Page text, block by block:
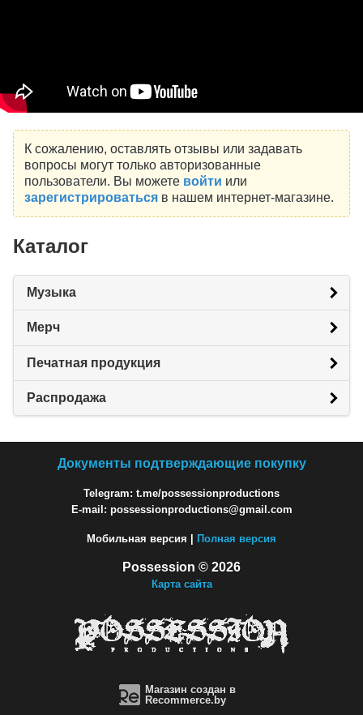
К сожалению, оставлять отзывы или задавать
вопросы могут только авторизованные
пользователи. Вы можете войти или
зарегистрироватьсяв нашем интернет-магазине.
Каталог
Музыка
Мерч
Печатная продукция
Распродажа
Документы подтверждающие покупку
Telegram: t.me/possessionproductions
E-mail: possessionproductions@gmail.com
Мобильная версия | Полная версия
Possession © 2026
Карта сайта
Магазин создан в
Recommerce.by